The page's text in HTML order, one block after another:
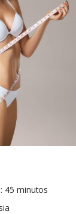
45 minutos